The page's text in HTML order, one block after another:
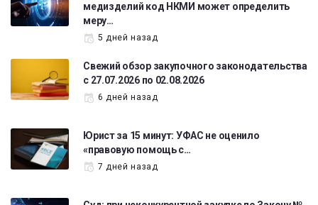
медизделий код НКМИ может определить
меру…
5 дней назад
Свежий обзор закупочного законодательства
с 27.07.2026 по 02.08.2026
6 дней назад
Юрист за 15 минут: УФАС не оценило
«правовую помощь с…
7 дней назад